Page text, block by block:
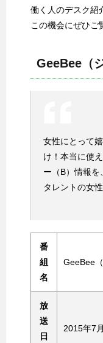
働く人のデスク紹
この機会にぜひご
GeeBee（
女性にとって
け！本当に使
ー（B）情報を
タレントの女
番
組
名
GeeBee
放
送
日
2015年7